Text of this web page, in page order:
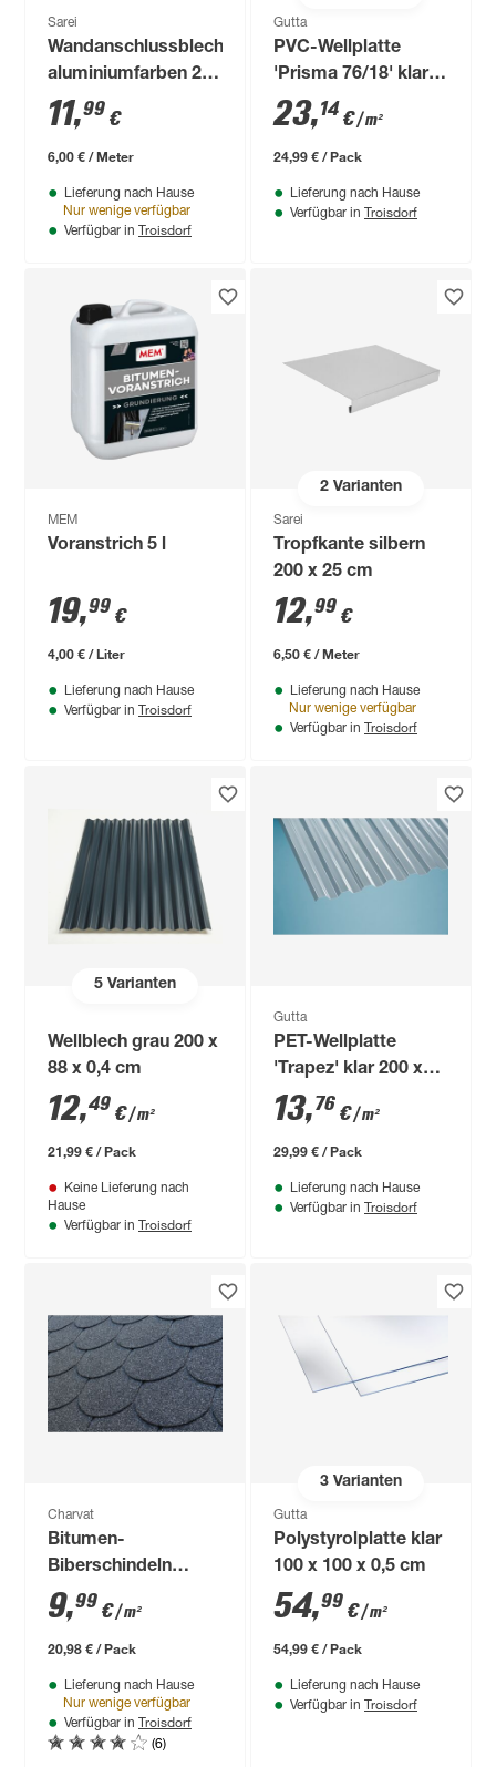
Sarei
Wandanschlussblech
aluminiumfarben 200
cm
11,99 €
6,00 € / Meter
Lieferung nach Hause
Nur wenige verfügbar
Verfügbar in Troisdorf
Gutta
PVC-Wellplatte
'Prisma 76/18' klar
120 x 90 x 0,25 cm
23,14€/ m²
24,99 € / Pack
Lieferung nach Hause
Verfügbar in Troisdorf
MEM
Voranstrich 5 l
19,99 €
4,00 € / Liter
Lieferung nach Hause
Verfügbar in Troisdorf
2Varianten
Sarei
Tropfkante silbern
200 x 25 cm
12,99 €
6,50 € / Meter
Lieferung nach Hause
Nur wenige verfügbar
Verfügbar in Troisdorf
5Varianten
Wellblech grau 200 x
88 x 0,4 cm
12,49 €/ m²
21,99 € / Pack
Keine Lieferung nach
Hause
Verfügbar in Troisdorf
Gutta
PET-Wellplatte
'Trapez' klar 200 x
109 cm
13,76 €/ m²
29,99 € / Pack
Lieferung nach Hause
Verfügbar in Troisdorf
Charvat
Bitumen-
Biberschindeln
schwarz 33,3 x 100
cm
9,99 €/ m²
20,98 € / Pack
Lieferung nach Hause
Nur wenige verfügbar
Verfügbar in Troisdorf
(6)
3Varianten
Gutta
Polystyrolplatte klar
100 x 100 x 0,5 cm
54,99 €/ m²
54,99 € / Pack
Lieferung nach Hause
Verfügbar in Troisdorf